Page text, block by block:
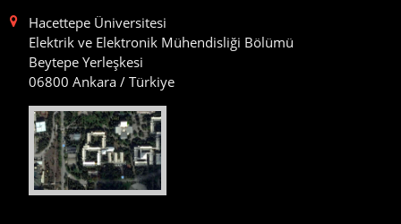
Hacettepe Üniversitesi
Elektrik ve Elektronik Mühendisliği Bölümü
Beytepe Yerleşkesi
06800 Ankara / Türkiye